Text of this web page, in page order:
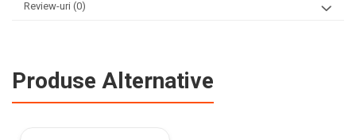
Review-uri (0)
Produse Alternative